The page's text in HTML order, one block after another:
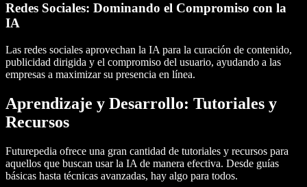
Redes Sociales: Dominando el Compromiso con la
IA
Las redes sociales aprovechan la IA para la curación de contenido,
publicidad dirigida y el compromiso del usuario, ayudando a las
empresas a maximizar su presencia en línea.
Aprendizaje y Desarrollo: Tutoriales y
Recursos
Futurepedia ofrece una gran cantidad de tutoriales y recursos para
aquellos que buscan usar la IA de manera efectiva. Desde guías
básicas hasta técnicas avanzadas, hay algo para todos.